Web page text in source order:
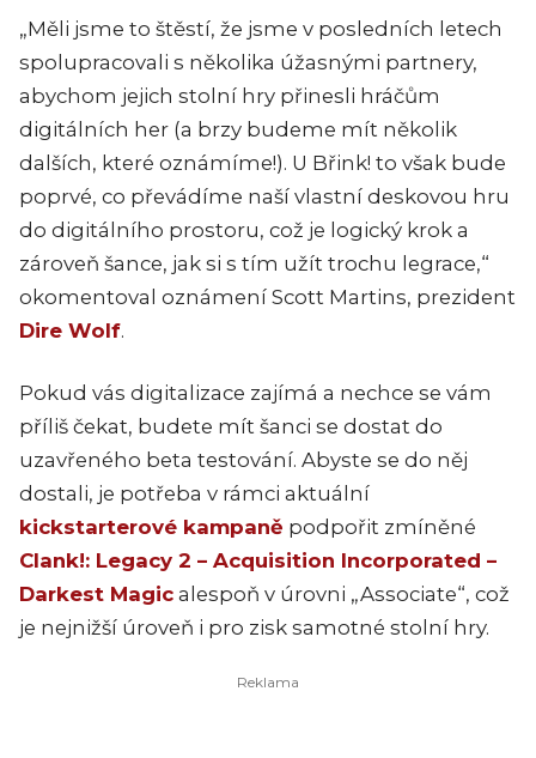
„Měli jsme to štěstí, že jsme v posledních letech
spolupracovali s několika úžasnými partnery,
abychom jejich stolní hry přinesli hráčům
digitálních her (a brzy budeme mít několik
dalších, které oznámíme!). U Břink! to však bude
poprvé, co převádíme naší vlastní deskovou hru
do digitálního prostoru, což je logický krok a
zároveň šance, jak si s tím užít trochu legrace,“
okomentoval oznámení Scott Martins, prezident
Dire Wolf.
Pokud vás digitalizace zajímá a nechce se vám
příliš čekat, budete mít šanci se dostat do
uzavřeného beta testování. Abyste se do něj
dostali, je potřeba v rámci aktuální
kickstarterové kampaně podpořit zmíněné
Clank!: Legacy 2 – Acquisition Incorporated –
Darkest Magic alespoň v úrovni „Associate“, což
je nejnižší úroveň i pro zisk samotné stolní hry.